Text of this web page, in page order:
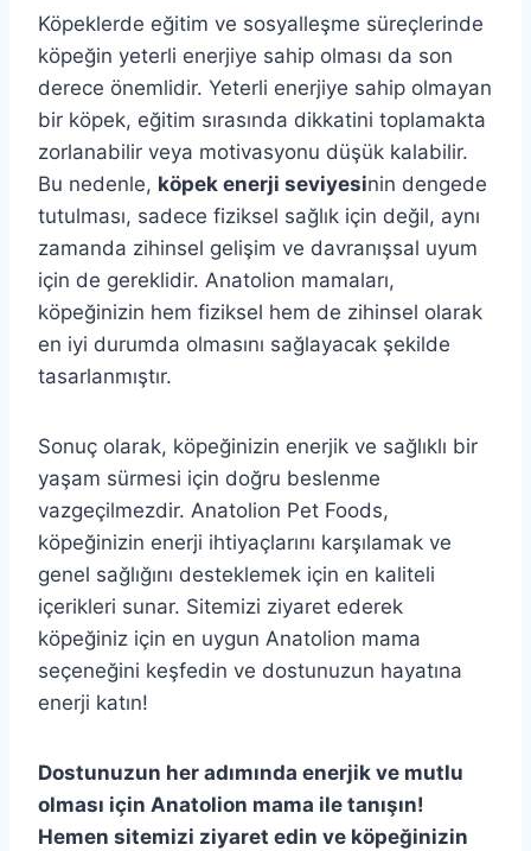
Köpeklerde eğitim ve sosyalleşme süreçlerinde
köpeğin yeterli enerjiye sahip olması da son
derece önemlidir. Yeterli enerjiye sahip olmayan
bir köpek, eğitim sırasında dikkatini toplamakta
zorlanabilir veya motivasyonu düşük kalabilir.
Bu nedenle, köpek enerji seviyesinin dengede
tutulması, sadece fiziksel sağlık için değil, aynı
zamanda zihinsel gelişim ve davranışsal uyum
için de gereklidir. Anatolion mamaları,
köpeğinizin hem fiziksel hem de zihinsel olarak
en iyi durumda olmasını sağlayacak şekilde
tasarlanmıştır.
Sonuç olarak, köpeğinizin enerjik ve sağlıklı bir
yaşam sürmesi için doğru beslenme
vazgeçilmezdir. Anatolion Pet Foods,
köpeğinizin enerji ihtiyaçlarını karşılamak ve
genel sağlığını desteklemek için en kaliteli
içerikleri sunar. Sitemizi ziyaret ederek
köpeğiniz için en uygun Anatolion mama
seçeneğini keşfedin ve dostunuzun hayatına
enerji katın!
Dostunuzun her adımında enerjik ve mutlu
olması için Anatolion mama ile tanışın!
Hemen sitemizi ziyaret edin ve köpeğinizin